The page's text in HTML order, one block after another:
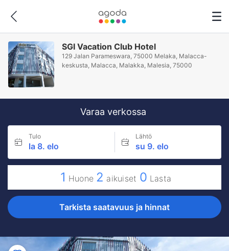
SGI Vacation Club Hotel
129 Jalan Parameswara, 75000 Melaka, Malacca-
keskusta, Malacca, Malakka, Malesia, 75000
Varaa verkossa
Tulo
la 8. elo
Lähtö
su 9. elo
1 Huone 2 aikuiset 0 Lasta
Tarkista saatavuus ja hinnat